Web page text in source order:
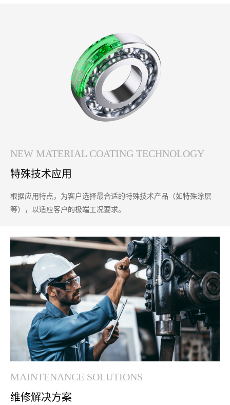
NEW MATERIAL COATING TECHNOLOGY
特殊技术应用
根据应用特点，为客户选择最合适的特殊技术产品（如特殊涂层
等），以适应客户的极端工况要求。
MAINTENANCE SOLUTIONS
维修解决方案